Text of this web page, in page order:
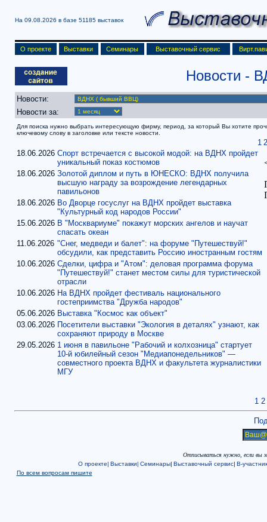
На 09.08.2026 в базе 51185 выставок
О проекте Выставки Семинары Выставочный сервис
Новости -
Новости:
Новости за:
Для поиска нужно выбрать интересующую фирму, период, за который Вы хотите
ключевому слову в заголовке или тексте новости.
1 2
18.06.2026 Спорт встречается с высокой модой: на ВДНХ пройдет
уникальный показ костюмов
18.06.2026 Золотой диплом и путь в ЮНЕСКО: ВДНХ получила
высшую награду за возрождение легендарных
павильонов
18.06.2026 Во Дворце госуслуг на ВДНХ пройдет выставка
"Культурный код народов России"
15.06.2026 В "Москвариуме" покажут морских ангелов и научат
спасать океан
11.06.2026 "Снег, медведи и балет": на форуме "Путешествуй!"
обсудили, как представить Россию иностранным гостям
10.06.2026 Сделки, цифра и "Атом": деловая программа форума
"Путешествуй!" станет местом силы для туристической
отрасли
10.06.2026 На ВДНХ пройдет фестиваль национального
гостеприимства "Дружба народов"
05.06.2026 Выставка "Космос как объект"
03.06.2026 Посетители выставки "Экология в деталях" узнают, как
сохраняют природу в Москве
29.05.2026 1 июня в павильоне "Рабочий и колхозница" стартует
10-й юбилейный сезон "Медиапонедельников" —
совместного проекта ВДНХ и факультета журналистики
МГУ
1 2
Отписываться нужно, если вы
О проекте| Выставки| Семинары| Выставочный сервис| В-
По всем вопросам пишите